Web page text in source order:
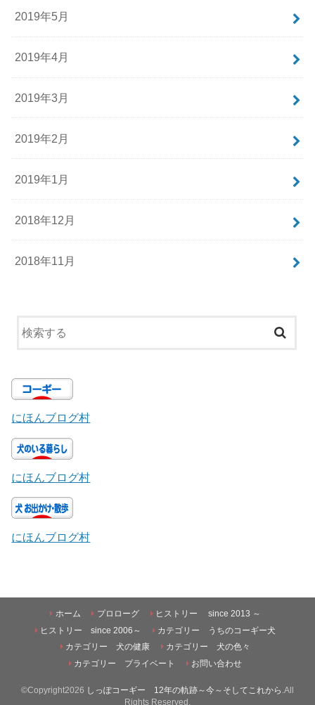
2019年5月
2019年4月
2019年3月
2019年2月
2019年1月
2018年12月
2018年11月
にほんブログ村
にほんブログ村
にほんブログ村
ホーム プロローグ
ヒストリー since 2013 ～
ヒストリー since 2006～
カテゴリー うちのコーギー犬
カテゴリー 犬の健康
カテゴリー 犬の色々
カテゴリー プライベート
お問い合わせ
©Copyright2026 しっぽコーギー 12年の軌跡～今～そしてこれから .All
Rights Reserved.